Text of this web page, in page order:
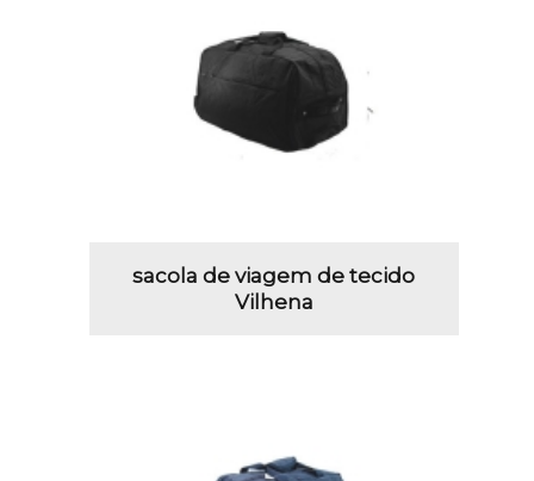
sacola de viagem de tecido
Vilhena